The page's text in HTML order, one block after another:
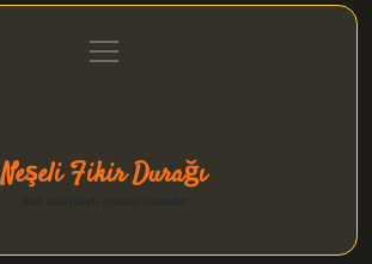
Gizlilik Politikası
menüyü
aç
Neşeli Fikir Durağı